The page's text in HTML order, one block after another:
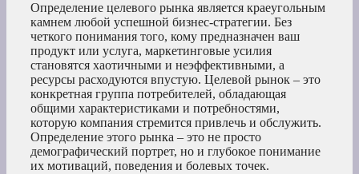
Определение целевого рынка является краеугольным
камнем любой успешной бизнес-стратегии. Без
четкого понимания того, кому предназначен ваш
продукт или услуга, маркетинговые усилия
становятся хаотичными и неэффективными, а
ресурсы расходуются впустую. Целевой рынок – это
конкретная группа потребителей, обладающая
общими характеристиками и потребностями,
которую компания стремится привлечь и обслужить.
Определение этого рынка – это не просто
демографический портрет, но и глубокое понимание
их мотиваций, поведения и болевых точек.